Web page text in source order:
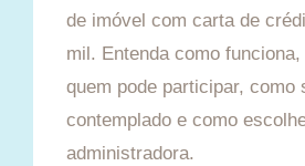
de imóvel com carta de
mil. Entenda como
quem pode participar, como
contemplado e como
administradora.